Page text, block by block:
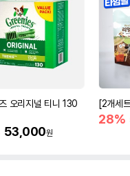
오리지널 티니 130
53,000원
[2개세
28%